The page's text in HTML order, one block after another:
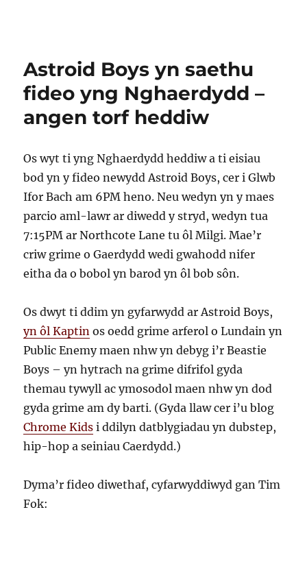
Astroid Boys yn saethu
fideo yng Nghaerdydd –
angen torf heddiw
Os wyt ti yng Nghaerdydd heddiw a ti eisiau
bod yn y fideo newydd Astroid Boys, cer i Glwb
Ifor Bach am 6PM heno. Neu wedyn yn y maes
parcio aml-lawr ar diwedd y stryd, wedyn tua
7:15PM ar Northcote Lane tu ôl Milgi. Mae’r
criw grime o Gaerdydd wedi gwahodd nifer
eitha da o bobol yn barod yn ôl bob sôn.
Os dwyt ti ddim yn gyfarwydd ar Astroid Boys,
yn ôl Kaptin os oedd grime arferol o Lundain yn
Public Enemy maen nhw yn debyg i’r Beastie
Boys – yn hytrach na grime difrifol gyda
themau tywyll ac ymosodol maen nhw yn dod
gyda grime am dy barti. (Gyda llaw cer i’u blog
Chrome Kids i ddilyn datblygiadau yn dubstep,
hip-hop a seiniau Caerdydd.)
Dyma’r fideo diwethaf, cyfarwyddiwyd gan Tim
Fok: